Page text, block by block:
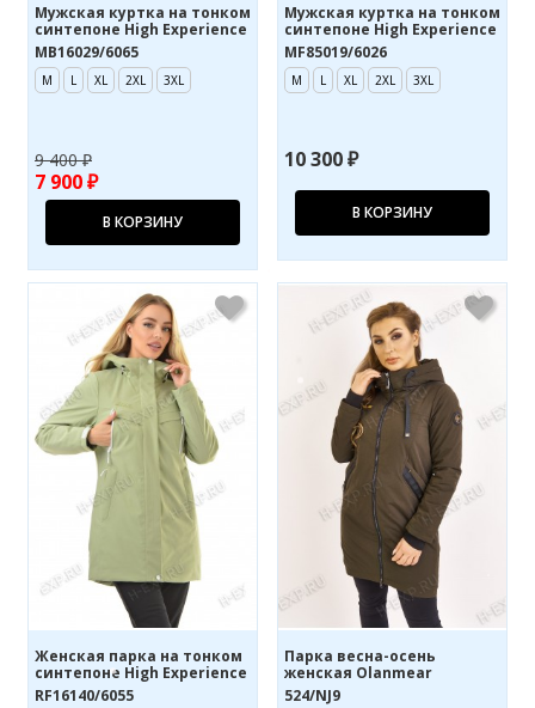
Мужская куртка на тонком
синтепоне High Experience
MB16029/6065
M L XL 2XL 3XL
9 400 ₽
7 900 ₽
В КОРЗИНУ
Мужская куртка на тонком
синтепоне High Experience
MF85019/6026
M L XL 2XL 3XL
10 300 ₽
В КОРЗИНУ
Женская парка на тонком
синтепоне High Experience
RF16140/6055
Парка весна-осень
женская Olanmear
524/NJ9